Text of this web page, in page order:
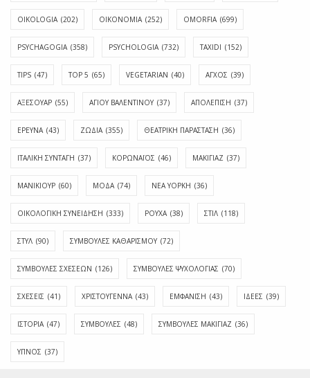
OIKOLOGIA (202) OIKONOMIA (252) OMORFIA (699)
PSYCHAGOGIA (358) PSYCHOLOGIA (732) TAXIDI (152)
TIPS (47) TOP 5 (65) VEGETARIAN (40) ΑΓΧΟΣ (39)
ΑΞΕΣΟΥΑΡ (55) ΑΓΊΟΥ ΒΑΛΕΝΤΊΝΟΥ (37) ΑΠΟΛΈΠΙΣΗ (37)
ΕΡΕΥΝΑ (43) ΖΩΔΙΑ (355) ΘΕΑΤΡΙΚΗ ΠΑΡΑΣΤΑΣΗ (36)
ΙΤΑΛΙΚΗ ΣΥΝΤΑΓΗ (37) ΚΟΡΩΝΑΪΟΣ (46) ΜΑΚΙΓΙΑΖ (37)
ΜΑΝΙΚΙΟΥΡ (60) ΜΟΔΑ (74) ΝΕΑ ΥΟΡΚΗ (36)
ΟΙΚΟΛΟΓΙΚΗ ΣΥΝΕΙΔΗΣΗ (333) ΡΟΥΧΑ (38) ΣΤΙΛ (118)
ΣΤΥΛ (90) ΣΥΜΒΟΥΛΕΣ ΚΑΘΑΡΙΣΜΟΥ (72)
ΣΥΜΒΟΥΛΕΣ ΣΧΕΣΕΩΝ (126) ΣΥΜΒΟΥΛΕΣ ΨΥΧΟΛΟΓΙΑΣ (70)
ΣΧΕΣΕΙΣ (41) ΧΡΙΣΤΟΥΓΕΝΝΑ (43) ΕΜΦΆΝΙΣΗ (43) ΙΔΈΕΣ (39)
ΙΣΤΟΡΊΑ (47) ΣΥΜΒΟΥΛΈΣ (48) ΣΥΜΒΟΥΛΈΣ ΜΑΚΙΓΙΆΖ (36)
ΎΠΝΟΣ (37)